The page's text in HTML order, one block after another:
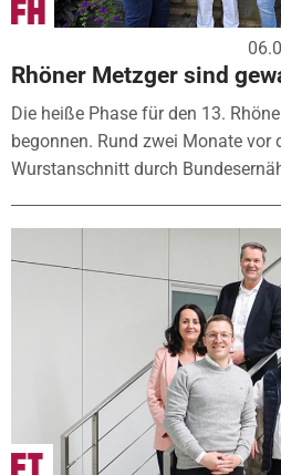
Rhöner Metzger sind
Die heiße Phase für den 13.
begonnen. Rund zwei Monate vor
Wurstanschnitt durch